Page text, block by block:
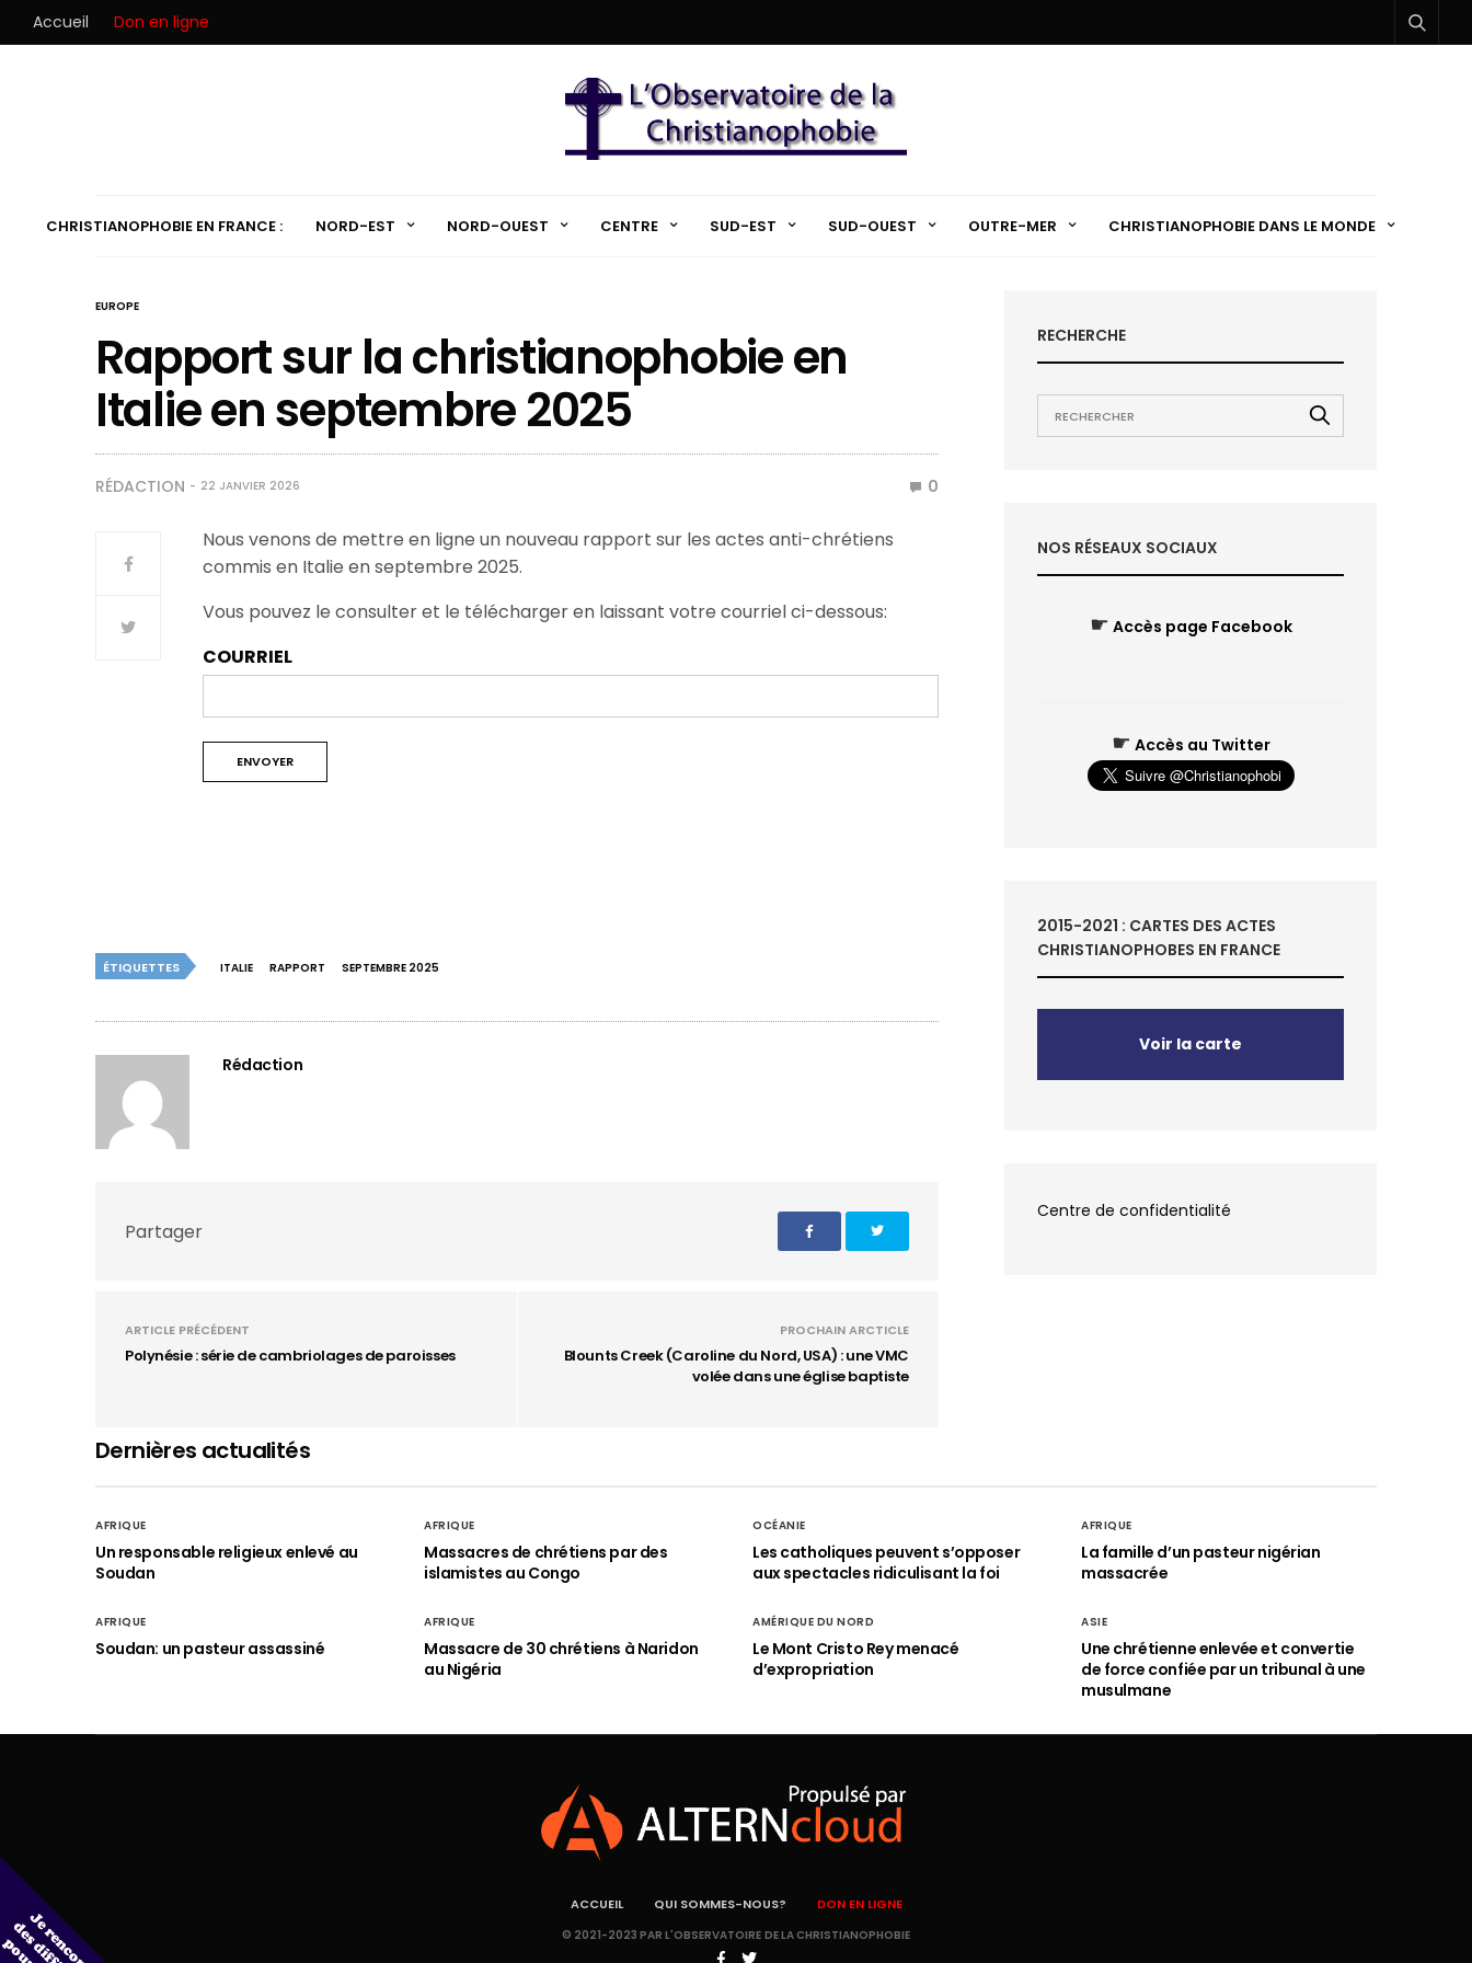
Accueil Don en ligne
CHRISTIANOPHOBIE EN FRANCE : NORD-EST NORD-OUEST CENTRE SUD-EST SUD-OUEST OUTRE-MER CHRISTIANOPHOBIE DANS LE MONDE
EUROPE
Rapport sur la christianophobie en
Italie en septembre 2025
RÉDACTION 22 JANVIER 2026 0
Nous venons de mettre en ligne un nouveau rapport sur les actes anti-chrétiens
commis en Italie en septembre 2025.
Vous pouvez le consulter et le télécharger en laissant votre courriel ci-dessous:
COURRIEL
ÉTIQUETTES ITALIE RAPPORT SEPTEMBRE 2025
Rédaction
Partager
ARTICLE PRÉCÉDENT
Polynésie : série de cambriolages de paroisses
PROCHAIN ARCTICLE
Blounts Creek (Caroline du Nord, USA) : une VMC
volée dans une église baptiste
RECHERCHE
NOS RÉSEAUX SOCIAUX
☛ Accès page Facebook
☛ Accès au Twitter
2015-2021 : CARTES DES ACTES
CHRISTIANOPHOBES EN FRANCE
Voir la carte
Centre de confidentialité
Dernières actualités
AFRIQUE
Un responsable religieux enlevé au
Soudan
AFRIQUE
Massacres de chrétiens par des
islamistes au Congo
OCÉANIE
Les catholiques peuvent s’opposer
aux spectacles ridiculisant la foi
AFRIQUE
La famille d’un pasteur nigérian
massacrée
AFRIQUE
Soudan: un pasteur assassiné
AFRIQUE
Massacre de 30 chrétiens à Naridon
au Nigéria
AMÉRIQUE DU NORD
Le Mont Cristo Rey menacé
d’expropriation
ASIE
Une chrétienne enlevée et convertie
de force confiée par un tribunal à une
musulmane
ACCUEIL QUI SOMMES-NOUS? DON EN LIGNE
© 2021-2023 PAR L'OBSERVATOIRE DE LA CHRISTIANOPHOBIE